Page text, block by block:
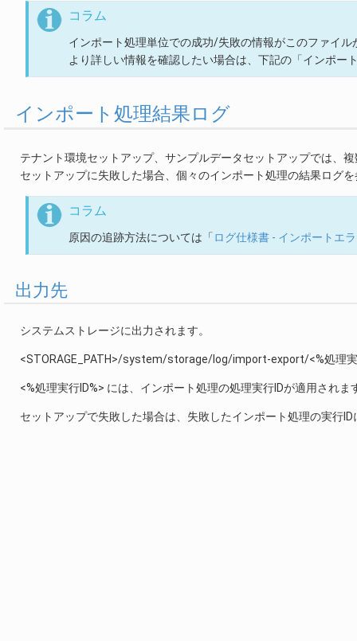
コラム
インポート処理単位での成功/失敗の情報がこのファイル
より詳しい情報を確認したい場合は、下記の「インポー
インポート処理結果ログ
テナント環境セットアップ、サンプルデータセットアップでは、
セットアップに失敗した場合、個々のインポート処理の結果ログ
コラム
原因の追跡方法については「ログ仕様書 - インポートエ
出力先
システムストレージに出力されます。
<STORAGE_PATH>/system/storage/log/import-export/<%処理実
<%処理実行ID%> には、インポート処理の処理実行IDが適用されま
セットアップで失敗した場合は、失敗したインポート処理の実行